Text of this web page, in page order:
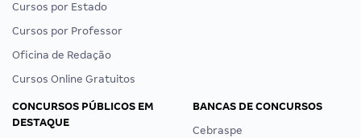
Cursos por Estado
Cursos por Professor
Oficina de Redação
Cursos Online Gratuitos
CONCURSOS PÚBLICOS EM
DESTAQUE
BANCAS DE CONCURSOS
Cebraspe